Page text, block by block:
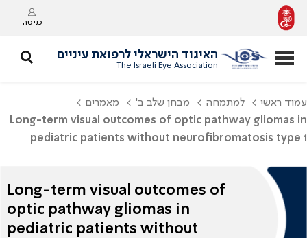
כניסה
האיגוד הישראלי לרפואת עיניים
The Israeli Eye Association
עמוד ראשי למתמחה מבחן שלב ב'
מאמרים
Long-term visual outcomes of optic pathway gliomas in
pediatric patients without neurofibromatosis type 1
Long-term visual outcomes of
optic pathway gliomas in
pediatric patients without